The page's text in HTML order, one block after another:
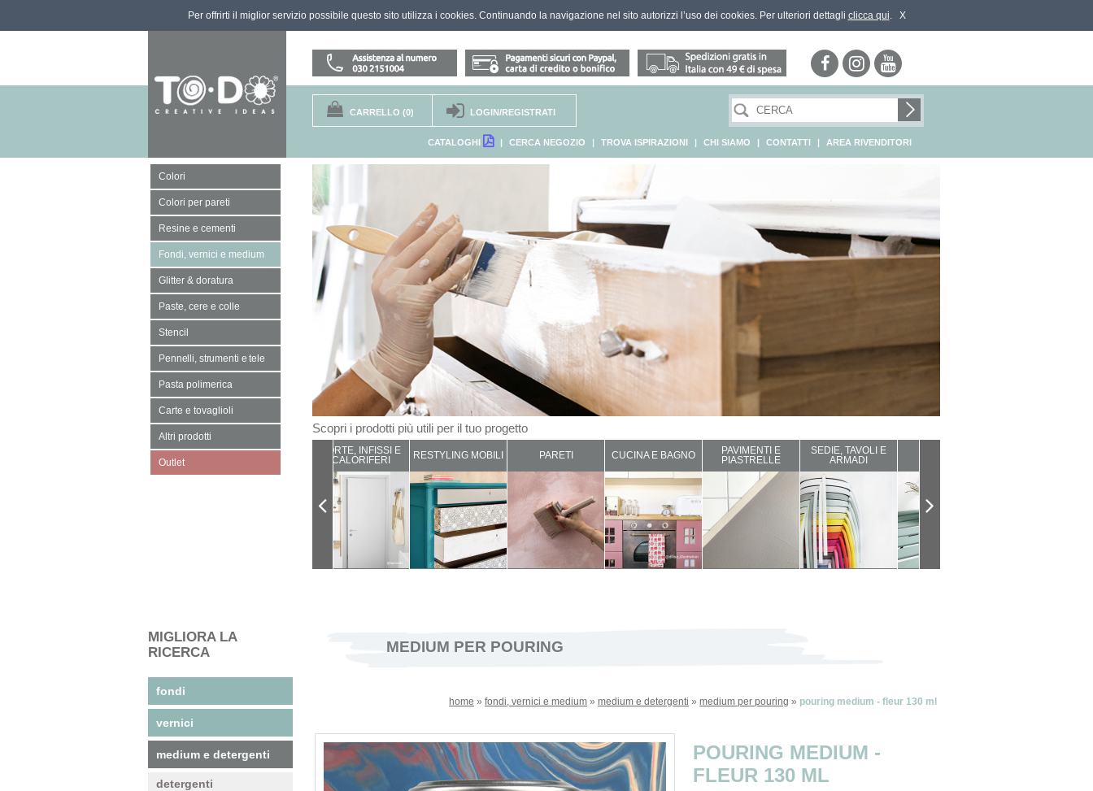
Per offrirti il miglior servizio possibile questo sito utilizza i cookies. Continuando la navigazione nel sito autorizzi l’uso dei cookies. Per ulteriori dettagli clicca qui. X
CARRELLO (0) LOGIN/REGISTRATI
CATALOGHI | CERCA NEGOZIO | TROVA ISPIRAZIONI | CHI SIAMO | CONTATTI | AREA RIVENDITORI
Colori
Colori per pareti
Resine e cementi
Fondi, vernici e medium
Glitter & doratura
Paste, cere e colle
Stencil
Pennelli, strumenti e tele
Pasta polimerica
Carte e tovaglioli
Altri prodotti
Outlet
Scopri i prodotti più utili per il tuo progetto
PORTE, INFISSI E
CALORIFERI
RESTYLING MOBILI PARETI CUCINA E BAGNO
PAVIMENTI E
PIASTRELLE
SEDIE, TAVOLI E
ARMADI
MIGLIORA LA
RICERCA
fondi
vernici
medium e detergenti
detergenti
MEDIUM PER POURING
home » fondi, vernici e medium » medium e detergenti » medium per pouring » pouring medium - fleur 130 ml
POURING MEDIUM -
FLEUR 130 ML